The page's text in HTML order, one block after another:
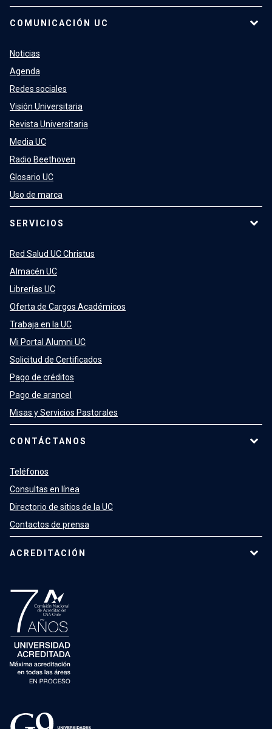
COMUNICACIÓN UC
Noticias
Agenda
Redes sociales
Visión Universitaria
Revista Universitaria
Media UC
Radio Beethoven
Glosario UC
Uso de marca
SERVICIOS
Red Salud UC Christus
Almacén UC
Librerías UC
Oferta de Cargos Académicos
Trabaja en la UC
Mi Portal Alumni UC
Solicitud de Certificados
Pago de créditos
Pago de arancel
Misas y Servicios Pastorales
CONTÁCTANOS
Teléfonos
Consultas en línea
Directorio de sitios de la UC
Contactos de prensa
ACREDITACIÓN